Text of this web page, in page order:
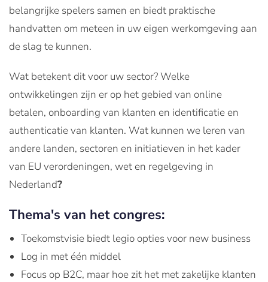
belangrijke spelers samen en biedt praktische
handvatten om meteen in uw eigen werkomgeving aan
de slag te kunnen.
Wat betekent dit voor uw sector? Welke
ontwikkelingen zijn er op het gebied van online
betalen, onboarding van klanten en identificatie en
authenticatie van klanten. Wat kunnen we leren van
andere landen, sectoren en initiatieven in het kader
van EU verordeningen, wet en regelgeving in
Nederland?
Thema's van het congres:
Toekomstvisie biedt legio opties voor new business
Log in met één middel
Focus op B2C, maar hoe zit het met zakelijke klanten